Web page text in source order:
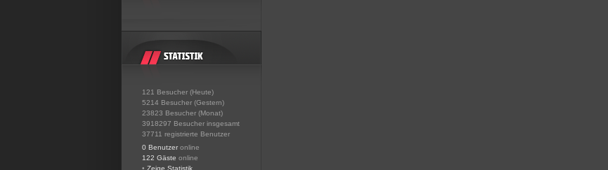
121 Besucher (Heute)
5214 Besucher (Gestern)
23823 Besucher (Monat)
3918297 Besucher insgesamt
37711 registrierte Benutzer
0 Benutzer online
122 Gäste online
• Zeige Statistik